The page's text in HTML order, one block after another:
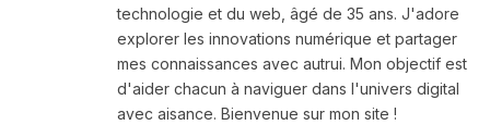
technologie et du web, âgé de 35 ans. J'adore
explorer les innovations numérique et partager
mes connaissances avec autrui. Mon objectif est
d'aider chacun à naviguer dans l'univers digital
avec aisance. Bienvenue sur mon site !